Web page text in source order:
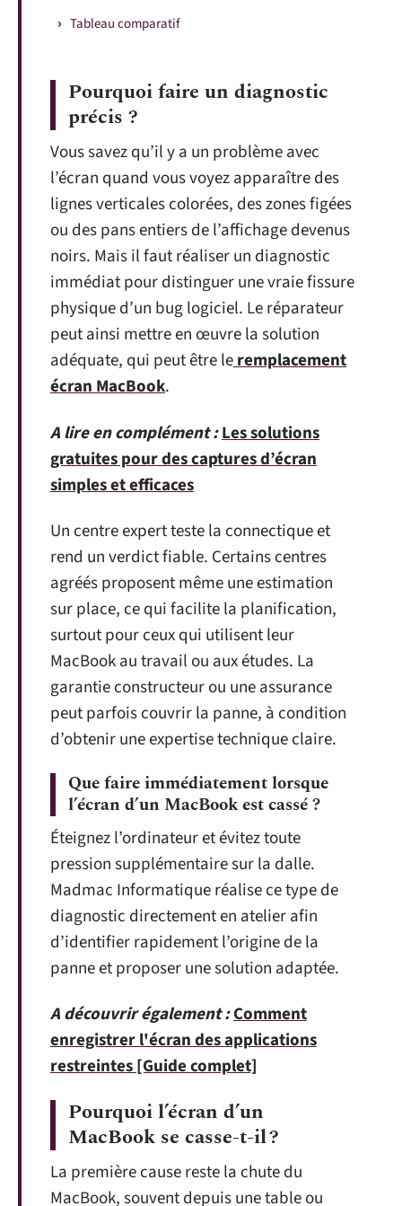
Tableau comparatif
Pourquoi faire un diagnostic
précis ?
Vous savez qu’il y a un problème avec
l’écran quand vous voyez apparaître des
lignes verticales colorées, des zones figées
ou des pans entiers de l’affichage devenus
noirs. Mais il faut réaliser un diagnostic
immédiat pour distinguer une vraie fissure
physique d’un bug logiciel. Le réparateur
peut ainsi mettre en œuvre la solution
adéquate, qui peut être leremplacement
écran MacBook.
A lire en complément :Les solutions
gratuites pour des captures d’écran
simples et efficaces
Un centre expert teste la connectique et
rend un verdict fiable. Certains centres
agréés proposent même une estimation
sur place, ce qui facilite la planification,
surtout pour ceux qui utilisent leur
MacBook au travail ou aux études. La
garantie constructeur ou une assurance
peut parfois couvrir la panne, à condition
d’obtenir une expertise technique claire.
Que faire immédiatement lorsque
l’écran d’un MacBook est cassé ?
Éteignez l’ordinateur et évitez toute
pression supplémentaire sur la dalle.
Madmac Informatique réalise ce type de
diagnostic directement en atelier afin
d’identifier rapidement l’origine de la
panne et proposer une solution adaptée.
A découvrir également :Comment
enregistrer l'écran des applications
restreintes [Guide complet]
Pourquoi l’écran d’un
MacBook se casse-t-il ?
La première cause reste la chute du
MacBook, souvent depuis une table ou